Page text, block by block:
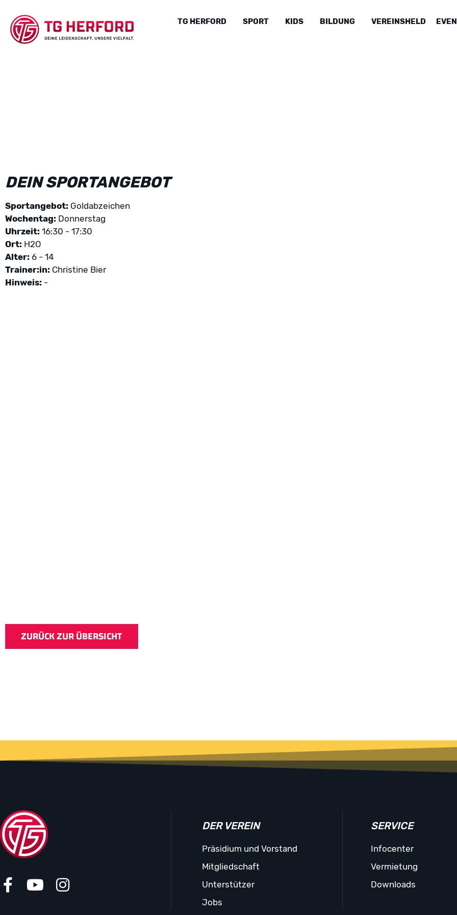
TG HERFORD SPORT KIDS BILDUNG VEREINSHELD
DEIN SPORTANGEBOT
Sportangebot: Goldabzeichen
Wochentag: Donnerstag
Uhrzeit: 16:30 - 17:30
Ort: H2O
Alter: 6 - 14
Trainer:in: Christine Bier
Hinweis: -
DER VEREIN
Präsidium und Vorstand
Mitgliedschaft
Unterstützer
Jobs
SERVICE
Infocenter
Vermietung
Downloads